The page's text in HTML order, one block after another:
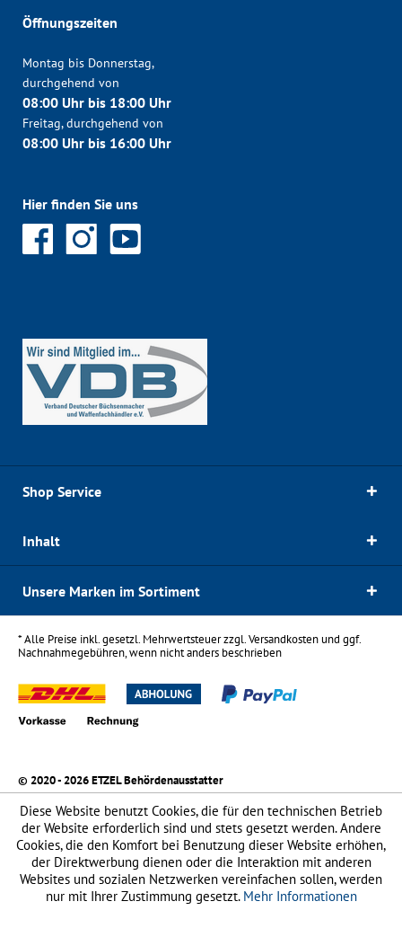
Öffnungszeiten
Montag bis Donnerstag,
durchgehend von
08:00 Uhr bis 18:00 Uhr
Freitag, durchgehend von
08:00 Uhr bis 16:00 Uhr
Hier finden Sie uns
Shop Service
Inhalt
Unsere Marken im Sortiment
* Alle Preise inkl. gesetzl. Mehrwertsteuer zzgl.Versandkostenund ggf.
Nachnahmegebühren, wenn nicht anders beschrieben
© 2020 - 2026 ETZEL Behördenausstatter
Diese Website benutzt Cookies, die für den technischen Betrieb
der Website erforderlich sind und stets gesetzt werden. Andere
Cookies, die den Komfort bei Benutzung dieser Website erhöhen,
der Direktwerbung dienen oder die Interaktion mit anderen
Websites und sozialen Netzwerken vereinfachen sollen, werden
nur mit Ihrer Zustimmung gesetzt. Mehr Informationen